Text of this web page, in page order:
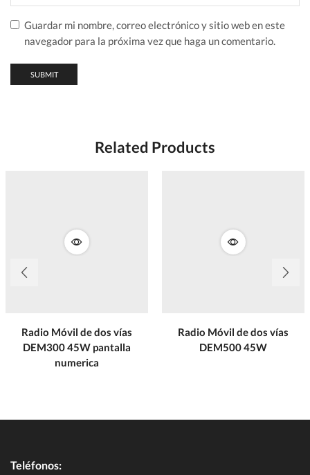
Guardar mi nombre, correo electrónico y sitio web en este
navegador para la próxima vez que haga un comentario.
Related Products
Radio Móvil de dos vías
DEM300 45W pantalla
numerica
Radio Móvil de dos vías
DEM500 45W
Teléfonos: